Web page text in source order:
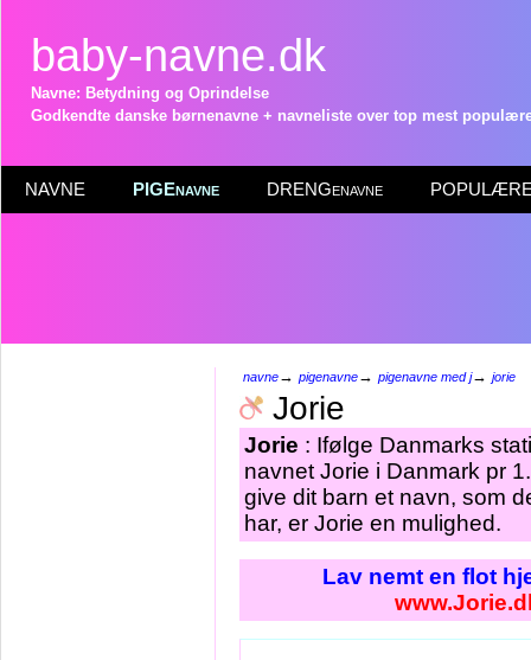
baby-navne.dk
Navne: Betydning og Oprindelse
Godkendte danske børnenavne + navneliste over top mest
NAVNE PIGEnavne DRENGenavne POPULÆRE
navne→ pigenavne→ pigenavne med j→ jorie
Jorie
Jorie : Ifølge Danmarks
navnet Jorie i Danmark pr
give dit barn et navn, som
har, er Jorie en mulighed.
Lav nemt en flot